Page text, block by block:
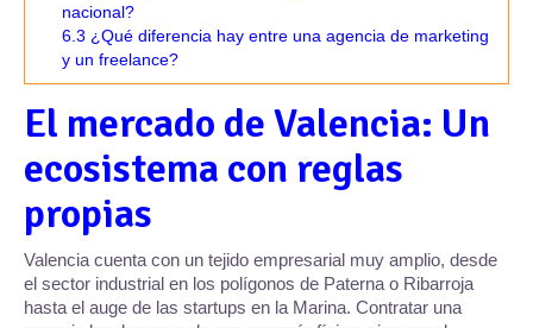
nacional?
6.3 ¿Qué diferencia hay entre una agencia de marketing
y un freelance?
El mercado de Valencia: Un
ecosistema con reglas
propias
Valencia cuenta con un tejido empresarial muy amplio, desde
el sector industrial en los polígonos de Paterna o Ribarroja
hasta el auge de las startups en la Marina. Contratar una